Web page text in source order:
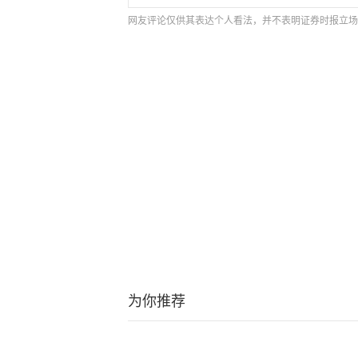
网友评论仅供其表达个人看法，并不表明证券时报立场
为你推荐